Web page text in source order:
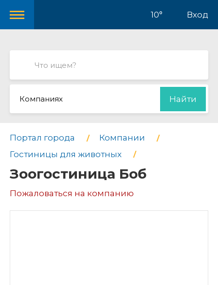
10° Вход
Компаниях Найти
Портал города
Компании
Гостиницы для животных
Зоогостиница Боб
Пожаловаться на компанию